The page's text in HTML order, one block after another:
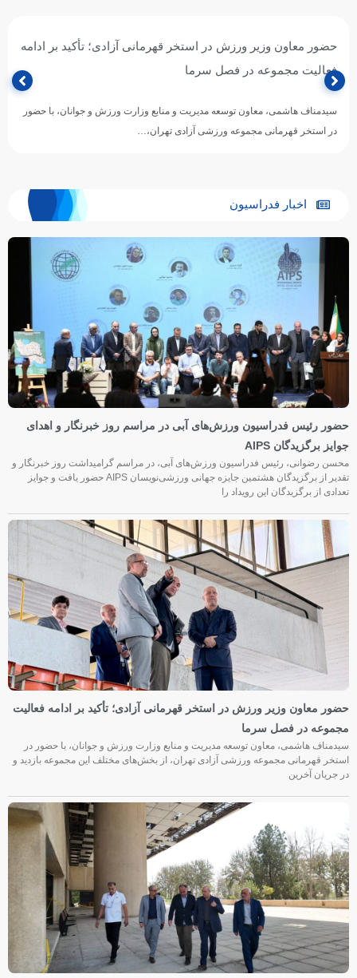
حضور معاون وزیر ورزش در استخر قهرمانی آزادی؛ تأکید بر ادامه
فعالیت مجموعه در فصل سرما
سیدمناف هاشمی، معاون توسعه مدیریت و منابع وزارت ورزش و جوانان، با حضور
در استخر قهرمانی مجموعه ورزشی آزادی تهران،…
اخبار فدراسیون
حضور رئیس فدراسیون ورزش‌های آبی در مراسم روز خبرنگار و اهدای
جوایز برگزیدگان AIPS
محسن رضوانی، رئیس فدراسیون ورزش‌های آبی، در مراسم گرامیداشت روز خبرنگار و
تقدیر از برگزیدگان هشتمین جایزه جهانی ورزشی‌نویسان AIPS حضور یافت و جوایز
تعدادی از برگزیدگان این رویداد را
حضور معاون وزیر ورزش در استخر قهرمانی آزادی؛ تأکید بر ادامه فعالیت
مجموعه در فصل سرما
سیدمناف هاشمی، معاون توسعه مدیریت و منابع وزارت ورزش و جوانان، با حضور در
استخر قهرمانی مجموعه ورزشی آزادی تهران، از بخش‌های مختلف این مجموعه بازدید و
در جریان آخرین